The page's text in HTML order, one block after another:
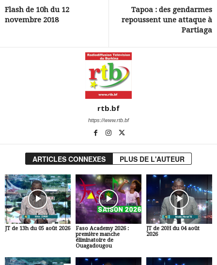
Flash de 10h du 12
novembre 2018
Tapoa : des gendarmes
repoussent une attaque à
Partiaga
rtb.bf
https://www.rtb.bf
ARTICLES CONNEXES PLUS DE L'AUTEUR
JT de 13h du 05 août 2026
Faso Academy 2026 :
première manche
éliminatoire de
Ouagadougou
JT de 20H du 04 août
2026